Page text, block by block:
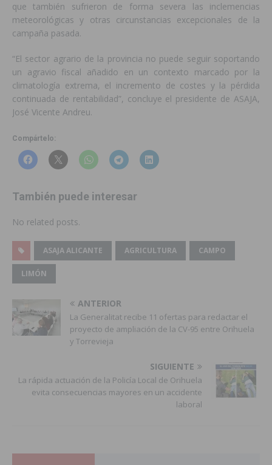
que también sufrieron de forma severa las inclemencias
meteorológicas y otras circunstancias excepcionales de la
campaña pasada.
“El sector agrario de la provincia no puede seguir soportando
un agravio fiscal añadido en un contexto marcado por la
climatología extrema, el incremento de costes y la pérdida
continuada de rentabilidad”, concluye el presidente de ASAJA,
José Vicente Andreu.
Compártelo:
También puede interesar
No related posts.
ASAJA ALICANTE AGRICULTURA CAMPO
LIMÓN
ANTERIOR
La Generalitat recibe 11 ofertas para redactar el
proyecto de ampliación de la CV-95 entre Orihuela
y Torrevieja
SIGUIENTE
La rápida actuación de la Policía Local de Orihuela
evita consecuencias mayores en un accidente
laboral